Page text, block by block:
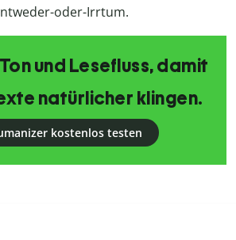
oder-Irrtum.
und Lesefluss, damit
natürlicher klingen.
kostenlos testen